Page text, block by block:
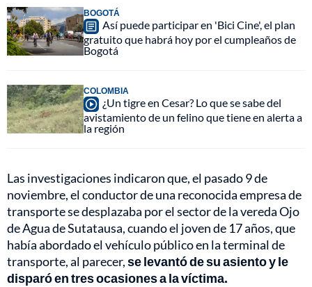
BOGOTÁ
Así puede participar en 'Bici Cine', el plan
gratuito que habrá hoy por el cumpleaños de
Bogotá
COLOMBIA
¿Un tigre en Cesar? Lo que se sabe del
avistamiento de un felino que tiene en alerta a
la región
Las investigaciones indicaron que, el pasado 9 de
noviembre, el conductor de una reconocida empresa de
transporte se desplazaba por el sector de la vereda Ojo
de Agua de Sutatausa, cuando el joven de 17 años, que
había abordado el vehículo público en la terminal de
transporte, al parecer,se levantó de su asiento y le
disparó en tres ocasiones a la víctima.